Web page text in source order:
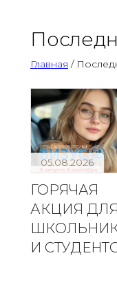
Главная /
05.08.2026
ГОРЯЧАЯ
АКЦИЯ ДЛЯ
И